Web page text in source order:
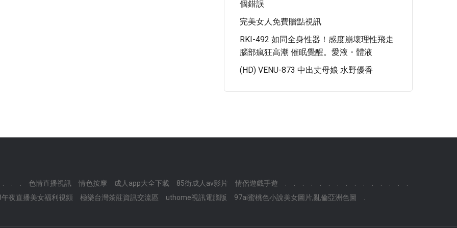
個錯誤
完美女人免費贈點視訊
RKI-492 如同全身性器！感度崩壞理性飛走
腦部瘋狂高潮 催眠覺醒。愛液・體液
(HD) VENU-873 中出丈母娘 水野優香
色情直播視訊 情色按摩 成人app大全下載 85街成人av影片 情侶遊戲手遊
夜直播美女福利視頻 極樂台灣茶莊資訊交流區 uthome視訊電腦版 97ai蜜桃色小說美女圖片,亂倫亞洲色圖